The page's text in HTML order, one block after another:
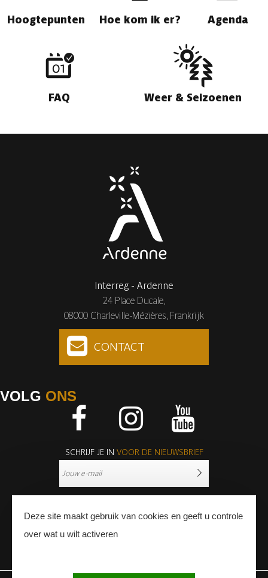
Hoogtepunten Hoe kom ik er? Agenda
FAQ Weer & Seizoenen
Interreg - Ardenne
24 Place Ducale,
08000 Charleville-Mézières, Frankrijk
CONTACT
VOLG ONS
SCHRIJF JE IN VOOR DE NIEUWSBRIEF
Deze site maakt gebruik van cookies en geeft u controle
over wat u wilt activeren